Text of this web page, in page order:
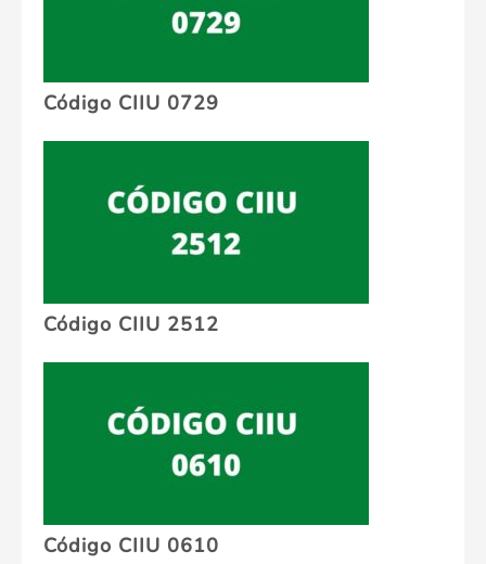
Código CIIU 0729
Código CIIU 2512
Código CIIU 0610